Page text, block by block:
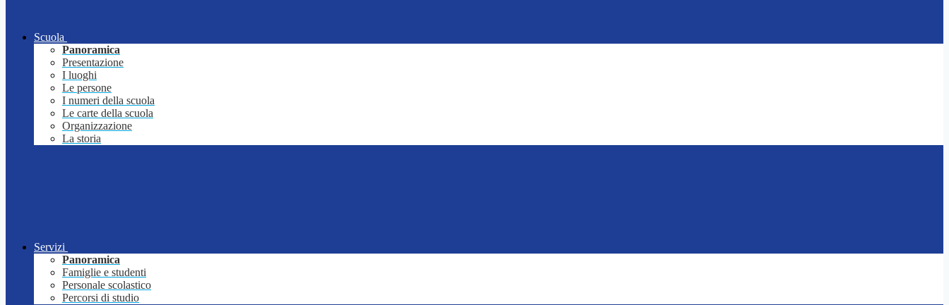
Scuola
Panoramica
Presentazione
I luoghi
Le persone
I numeri della scuola
Le carte della scuola
Organizzazione
La storia
Servizi
Panoramica
Famiglie e studenti
Personale scolastico
Percorsi di studio